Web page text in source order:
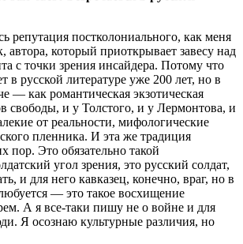
репутация постколониального, как меня
автора, который приоткрывает завесу над
с точки зрения инсайдера. Потому что
в русской литературе уже 200 лет, но в
— как романтическая экзотическая
свободы, и у Толстого, и у Лермонтова, и
от реальности, мифологические
пленника. И эта же традиция
пор. Это обязательно такой
угол зрения, это русский солдат,
и для него кавказец, конечно, враг, но в
— это такое восхищение
А я все-таки пишу не о войне и для
Я осознаю культурные различия, но